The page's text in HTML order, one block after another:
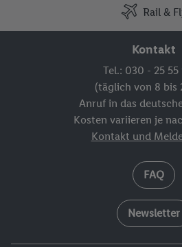
Rail &
Kontakt
Tel.: 030 - 25 55
(täglich von 8 bis
Anruf in das
Kosten variieren je
Kontakt und
FAQ
Newsletter